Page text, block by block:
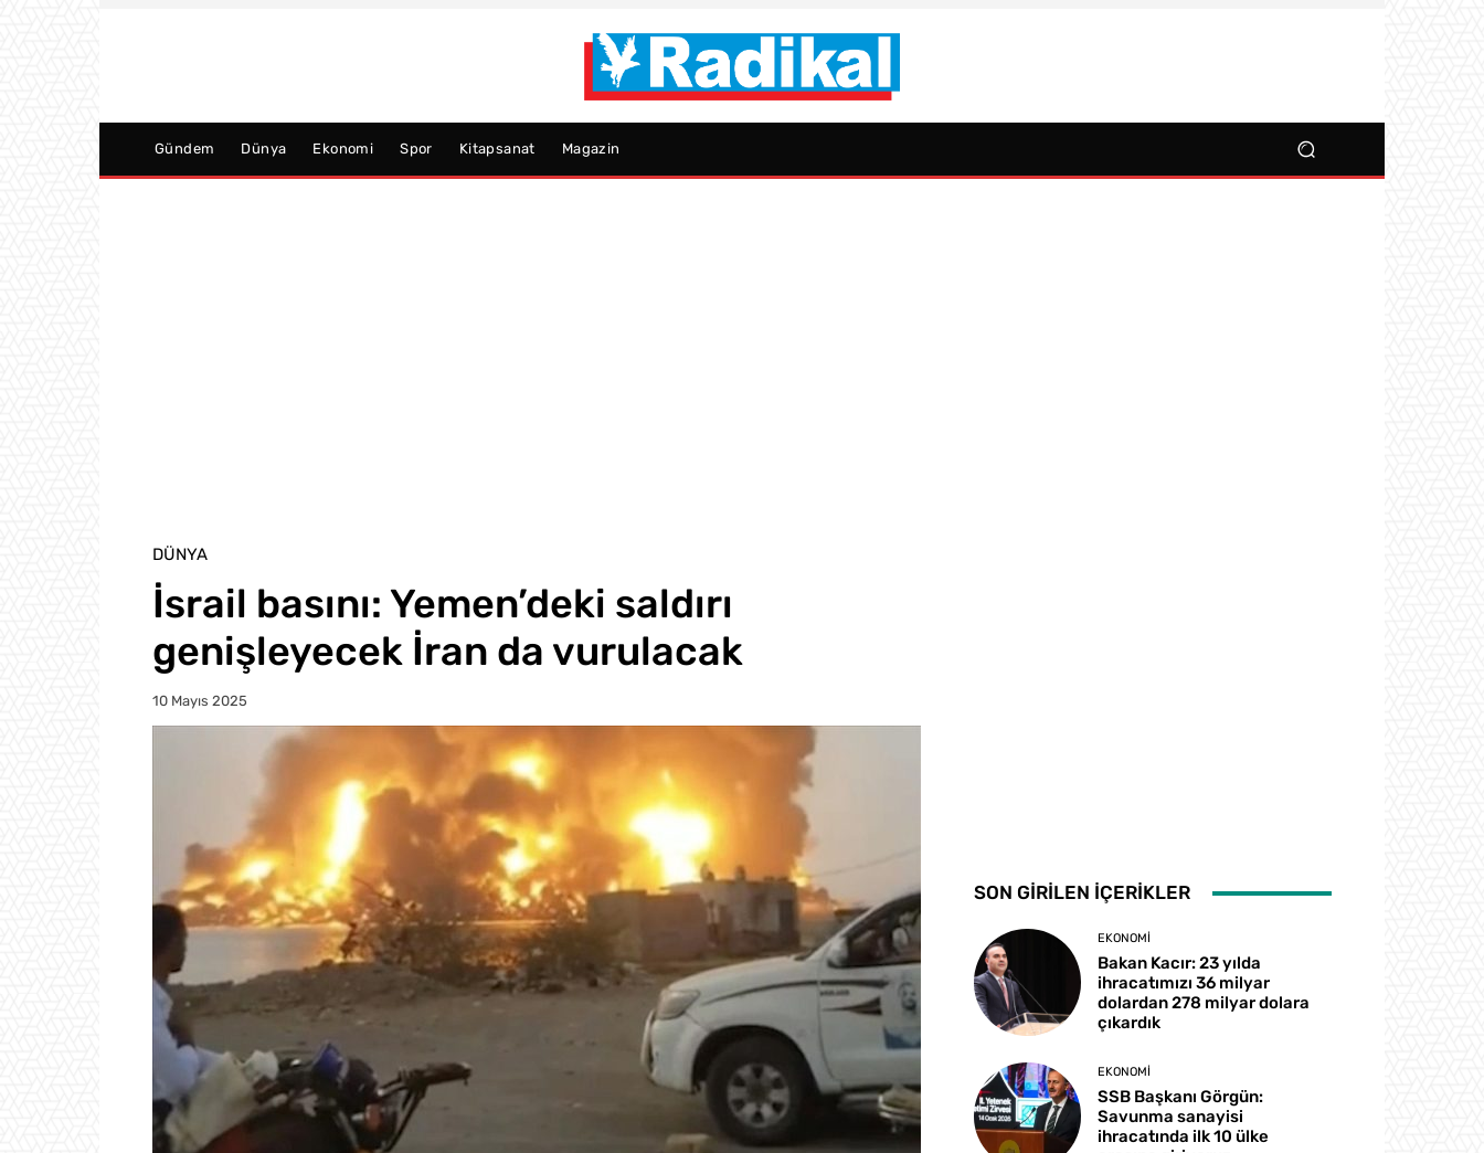
Gündem Dünya Ekonomi Spor Kitapsanat Magazin
DÜNYA
İsrail basını: Yemen’deki saldırı
genişleyecek İran da vurulacak
10 Mayıs 2025
SON GİRİLEN İÇERİKLER
EKONOMI
Bakan Kacır: 23 yılda
ihracatımızı 36 milyar
dolardan 278 milyar dolara
çıkardık
EKONOMI
SSB Başkanı Görgün:
Savunma sanayisi
ihracatında ilk 10 ülke